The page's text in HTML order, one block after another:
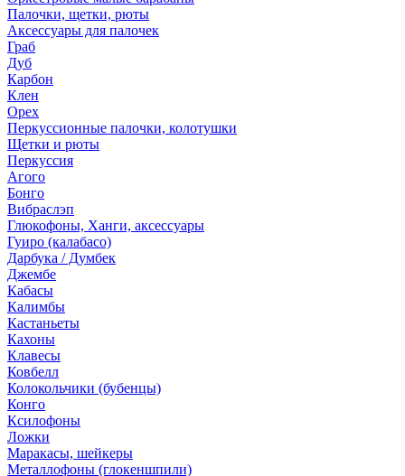
Палочки, щетки, рюты
Аксессуары для палочек
Граб
Дуб
Карбон
Клен
Орех
Перкуссионные палочки, колотушки
Щетки и рюты
Перкуссия
Агого
Бонго
Вибраслэп
Глюкофоны, Ханги, аксессуары
Гуиро (калабасо)
Дарбука / Думбек
Джембе
Кабасы
Калимбы
Кастаньеты
Кахоны
Клавесы
Ковбелл
Колокольчики (бубенцы)
Конго
Ксилофоны
Ложки
Маракасы, шейкеры
Металлофоны (глокеншпили)